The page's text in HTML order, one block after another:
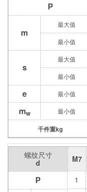
P
m
最大值
最小值
s
最大值
最小值
e 最小值
mw 最小值
千件重kg
螺纹尺寸
d
M7
P 1